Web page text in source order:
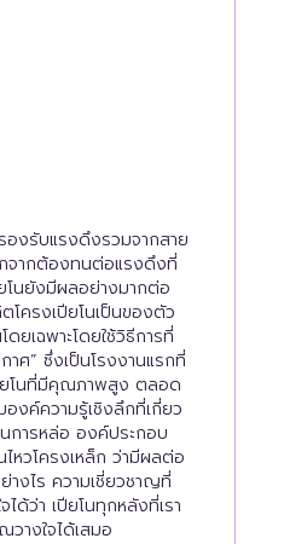
องรับแรงดึงรวมจากสาย
จากต้องทนต่อแรงดึงที่
โนยังมีผลอย่างมากต่อ
โครงเปียโนเป็นของตัว
ยเฉพาะโดยใช้วิธีการที่
ศ” ซึ่งเป็นโรงงานแรกที่
ยโนที่มีคุณภาพสูง ตลอด
องค์ความรู้เชิงลึกที่เกี่ยว
การหล่อ องค์ประกอบ
หวโครงเหล็ก ว่ามีผลต่อ
งไร ความเชี่ยวชาญที่
ด้ว่า เปียโนทุกหลังที่เรา
างใจได้เสมอ